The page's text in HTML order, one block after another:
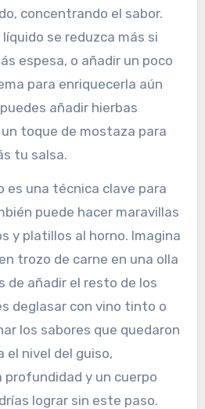
concentrando el sabor.
se reduzca más si
espesa, o añadir un poco
para enriquecerla aún
añadir hierbas
toque de mostaza para
tu salsa.
es una técnica clave para
puede hacer maravillas
y platillos al horno. Imagina
trozo de carne en una olla
de añadir el resto de los
deglasar con vino tinto o
los sabores que quedaron
el nivel del guiso,
profundidad y un cuerpo
lograr sin este paso.